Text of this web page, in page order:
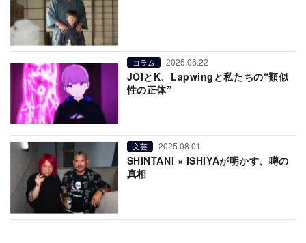
コラム 2025.06.22
JOIとK、Lapwingと私たちの“類似
性の正体”
文芸 2025.08.01
SHINTANI × ISHIYAが明かす、噂の
真相